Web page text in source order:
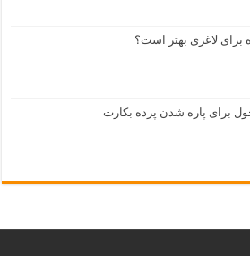
برای لاغری بهتر است؟
برای پاره شدن پرده بکارت